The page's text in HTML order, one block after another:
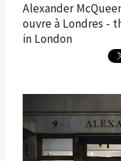
Alexander
ouvre à Londres -
in London